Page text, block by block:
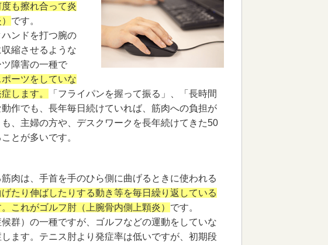
も擦れ合って炎
です。
ンドを打つ腕の
縮させるような
障害の一種で
ーツをしていな
します。
「フライパンを握って振る」、「長時間
作でも、長年毎日続けていれば、筋肉への負担が
、主婦の方や、デスクワークを長年続けてきた50
とが多いです。
肉は、手首を手のひら側に曲げるときに使われる
たり伸ばしたりする動き等を毎日繰り返している
これがゴルフ肘（上腕骨内側上顆炎） です。
群）の一種ですが、ゴルフなどの運動をしていな
ます。テニス肘より発症率は低いですが、初期段